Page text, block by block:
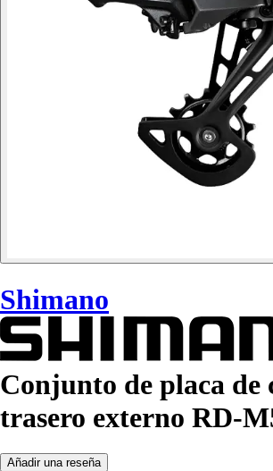
Shimano
Conjunto de placa de
trasero externo RD-
Añadir una reseña